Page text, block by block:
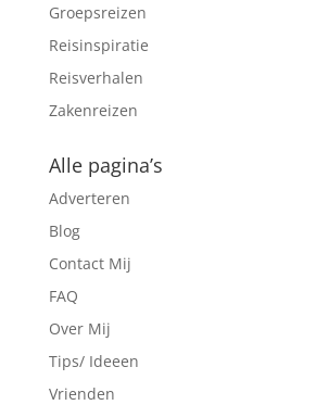
Groepsreizen
Reisinspiratie
Reisverhalen
Zakenreizen
Alle pagina’s
Adverteren
Blog
Contact Mij
FAQ
Over Mij
Tips/ Ideeen
Vrienden